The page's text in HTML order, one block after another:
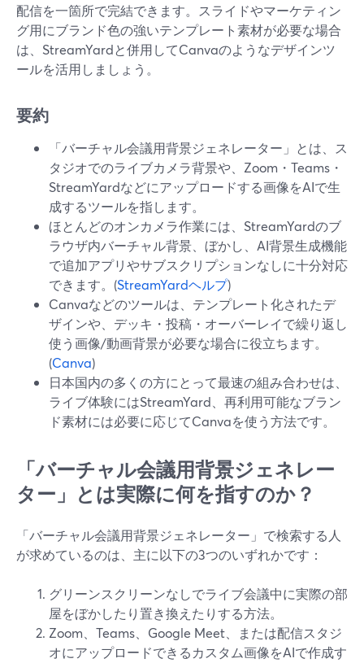
配信を一箇所で完結できます。スライドやマーケティン
グ用にブランド色の強いテンプレート素材が必要な場合
は、StreamYardと併用してCanvaのようなデザインツ
ールを活用しましょう。
要約
「バーチャル会議用背景ジェネレーター」とは、ス
タジオでのライブカメラ背景や、Zoom・Teams・
StreamYardなどにアップロードする画像をAIで生
成するツールを指します。
ほとんどのオンカメラ作業には、StreamYardのブ
ラウザ内バーチャル背景、ぼかし、AI背景生成機能
で追加アプリやサブスクリプションなしに十分対応
できます。(StreamYardヘルプ)
Canvaなどのツールは、テンプレート化されたデ
ザインや、デッキ・投稿・オーバーレイで繰り返し
使う画像/動画背景が必要な場合に役立ちます。
(Canva)
日本国内の多くの方にとって最速の組み合わせは、
ライブ体験にはStreamYard、再利用可能なブラン
ド素材には必要に応じてCanvaを使う方法です。
「バーチャル会議用背景ジェネレー
ター」とは実際に何を指すのか？
「バーチャル会議用背景ジェネレーター」で検索する人
が求めているのは、主に以下の3つのいずれかです：
グリーンスクリーンなしでライブ会議中に実際の部
屋をぼかしたり置き換えたりする方法。
Zoom、Teams、Google Meet、または配信スタジ
オにアップロードできるカスタム画像をAIで作成す